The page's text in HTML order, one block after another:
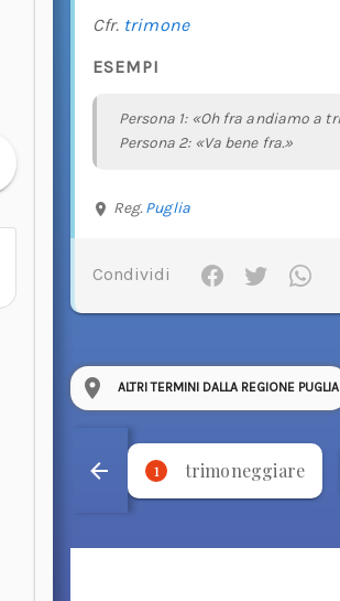
Cfr. trimone
ESEMPI
Persona 1: «Oh fra andiamo a
Persona 2: «Va bene fra.»
Reg. Puglia
Condividi
ALTRI TERMINI DALLA REGIONE PUGLIA
1 trimoneggiare